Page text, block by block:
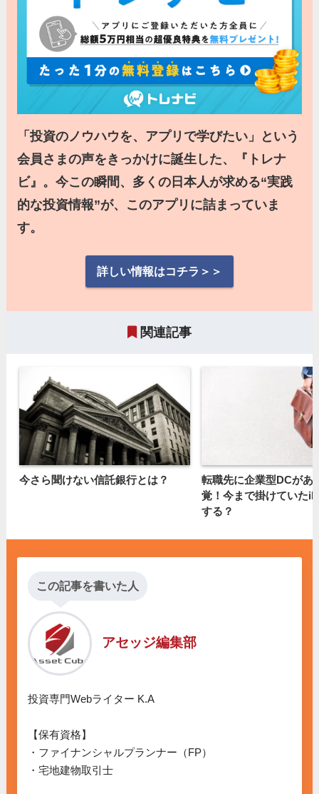
「投資のノウハウを、アプリで学びたい」という
会員さまの声をきっかけに誕生した、『トレナ
ビ』。今この瞬間、多くの日本人が求める“実践
的な投資情報”が、このアプリに詰まっていま
す。
詳しい情報はコチラ＞＞
関連記事
今さら聞けない信託銀行とは？
転職先に企業型DCがあ
覚！今まで掛けていた
する？
この記事を書いた人
アセッジ編集部
投資専門Webライター K.A
【保有資格】
・ファイナンシャルプランナー（FP）
・宅地建物取引士